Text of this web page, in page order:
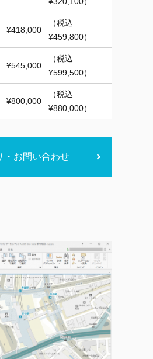
¥418,000
（税込
¥459,800）
¥545,000
（税込
¥599,500）
¥800,000
（税込
¥880,000）
・お問い合わせ